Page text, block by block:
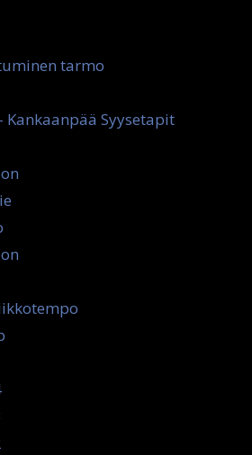
tarmo
Kankaanpää Syysetapit